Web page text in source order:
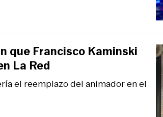
el reemplazo del animador en el
que Francisco Kaminski
La Red